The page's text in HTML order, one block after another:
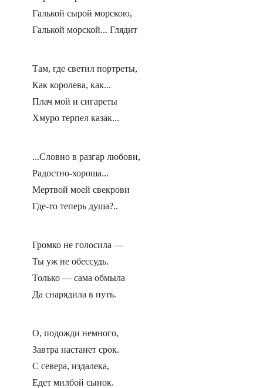
Галькой сырой морскою,
Галькой морской... Глядит
Там, где светил портреты,
Как королева, как...
Плач мой и сигареты
Хмуро терпел казак...
...Словно в разгар любови,
Радостно-хороша...
Мертвой моей свекрови
Где-то теперь душа?..
Громко не голосила —
Ты уж не обессудь.
Только — сама обмыла
Да снарядила в путь.
О, подожди немного,
Завтра настанет срок.
С севера, издалека,
Едет милбой сынок.